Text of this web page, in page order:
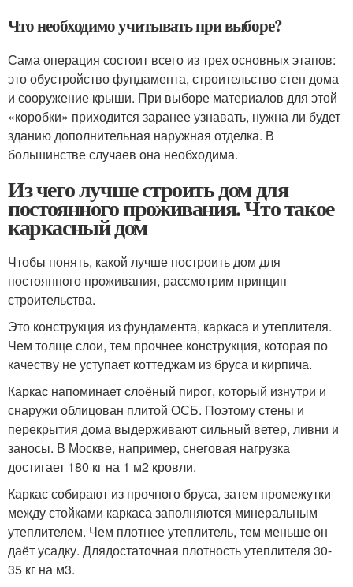
Что необходимо учитывать при выборе?
Сама операция состоит всего из трех основных этапов:
это обустройство фундамента, строительство стен дома
и сооружение крыши. При выборе материалов для этой
«коробки» приходится заранее узнавать, нужна ли будет
зданию дополнительная наружная отделка. В
большинстве случаев она необходима.
Из чего лучше строить дом для
постоянного проживания. Что такое
каркасный дом
Чтобы понять, какой лучше построить дом для
постоянного проживания, рассмотрим принцип
строительства.
Это конструкция из фундамента, каркаса и утеплителя.
Чем толще слои, тем прочнее конструкция, которая по
качеству не уступает коттеджам из бруса и кирпича.
Каркас напоминает слоёный пирог, который изнутри и
снаружи облицован плитой ОСБ. Поэтому стены и
перекрытия дома выдерживают сильный ветер, ливни и
заносы. В Москве, например, снеговая нагрузка
достигает 180 кг на 1 м2 кровли.
Каркас собирают из прочного бруса, затем промежутки
между стойками каркаса заполняются минеральным
утеплителем. Чем плотнее утеплитель, тем меньше он
даёт усадку. Длядостаточная плотность утеплителя 30-
35 кг на м3.